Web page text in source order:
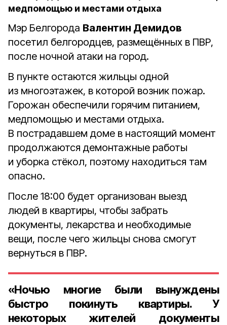
медпомощью и местами отдыха
Мэр Белгорода Валентин Демидов
посетил белгородцев, размещённых в ПВР,
после ночной атаки на город.
В пункте остаются жильцы одной
из многоэтажек, в которой возник пожар.
Горожан обеспечили горячим питанием,
медпомощью и местами отдыха.
В пострадавшем доме в настоящий момент
продолжаются демонтажные работы
и уборка стёкол, поэтому находиться там
опасно.
После 18:00 будет организован выезд
людей в квартиры, чтобы забрать
документы, лекарства и необходимые
вещи, после чего жильцы снова смогут
вернуться в ПВР.
«Ночью многие были вынуждены
быстро покинуть квартиры. У
некоторых жителей документы